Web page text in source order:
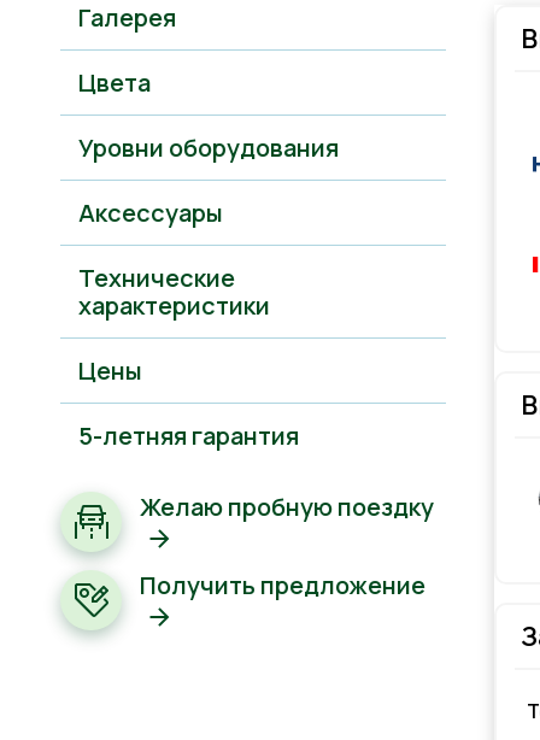
Галерея
Цвета
Уровни оборудования
Аксессуары
Технические
характеристики
Цены
5-летняя гарантия
Желаю пробную поездку
Получить предложение